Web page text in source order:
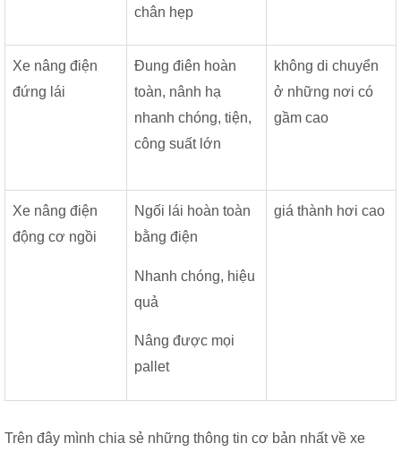
chân hẹp
Xe nâng điện
đứng lái
Đung điên hoàn
toàn, nânh hạ
nhanh chóng, tiện,
công suất lớn
không di chuyển
ở những nơi có
gầm cao
Xe nâng điện
động cơ ngồi
Ngối lái hoàn toàn
bằng điện
Nhanh chóng, hiệu
quả
Nâng được mọi
pallet
giá thành hơi cao
Trên đây mình chia sẻ những thông tin cơ bản nhất về xe